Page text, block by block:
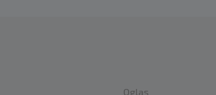
Oglas